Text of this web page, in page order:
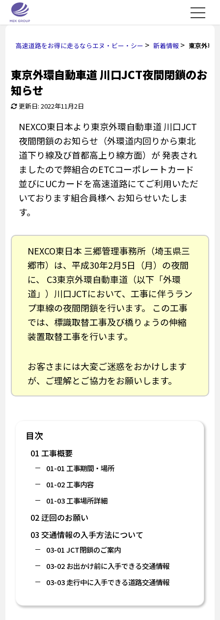
高速道路をお得に走るならエヌ・ビー・シー > 新着情報 > 東京外環
東京外環自動車道 川口JCT夜間閉鎖のお
知らせ
更新日: 2022年11月2日
NEXCO東日本より東京外環自動車道 川口JCT
夜間閉鎖のお知らせ（外環道内回りから東北
道下り線及び首都高上り線方面）が 発表され
ましたので弊組合のETCコーポレートカード
並びにUCカードを高速道路にてご利用いただ
いております組合員様へ お知らせいたしま
す。
NEXCO東日本 三郷管理事務所（埼玉県三
郷市）は、平成30年2月5日（月）の夜間
に、 C3東京外環自動車道（以下「外環
道」）川口JCTにおいて、工事に伴うラン
プ車線の夜間閉鎖を行います。 この工事
では、標識取替工事及び橋りょうの伸縮
装置取替工事を行います。
お客さまには大変ご迷惑をおかけします
が、ご理解とご協力をお願いします。
目次
01 工事概要
01-01 工事期間・場所
01-02 工事内容
01-03 工事場所詳細
02 迂回のお願い
03 交通情報の入手方法について
03-01 JCT閉鎖のご案内
03-02 お出かけ前に入手できる交通情報
03-03 走行中に入手できる道路交通情報